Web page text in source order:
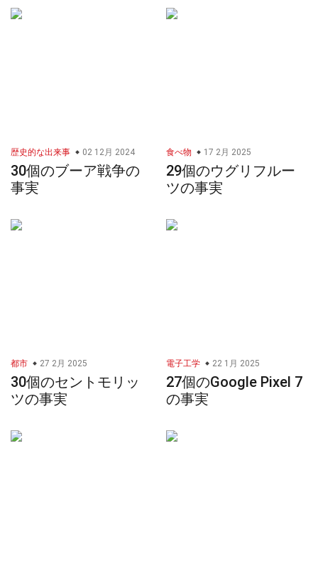
歴史的な出来事 02 12月 2024
30個のブーア戦争の
事実
食べ物 17 2月 2025
29個のウグリフルー
ツの事実
都市 27 2月 2025
30個のセントモリッ
ツの事実
電子工学 22 1月 2025
27個のGoogle Pixel 7
の事実